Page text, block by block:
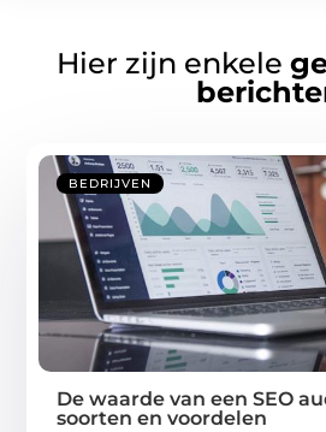
Hier zijn enkele
BEDRIJVEN
De waarde van een SEO
soorten en voordelen